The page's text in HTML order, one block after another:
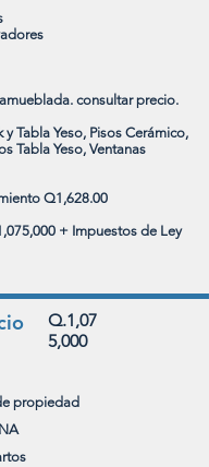
consultar precio.
Tabla Yeso, Pisos Cerámico,
Tabla Yeso, Ventanas
Q1,628.00
+ Impuestos de Ley
Q.1,07
5,000
propiedad